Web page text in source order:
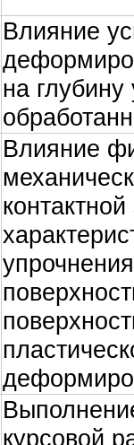
Влияние
на
Влияние
курсовой